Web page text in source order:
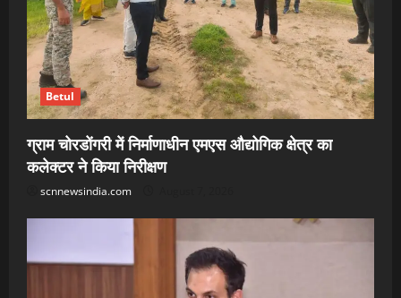
Betul
ग्राम चोरडोंगरी में निर्माणाधीन एमएस औद्योगिक क्षेत्र का
कलेक्टर ने किया निरीक्षण
scnnewsindia.com